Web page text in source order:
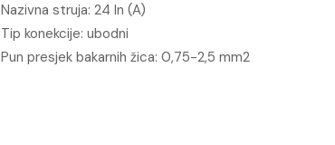
Nazivna struja: 24 In (A)
Tip konekcije: ubodni
Pun presjek bakarnih žica: 0,75-2,5 mm2